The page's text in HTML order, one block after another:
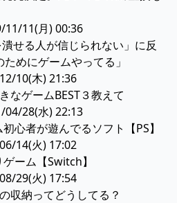
11/11(月) 00:36
潰せる人が信じられない」に反
めにゲームやってる」
10(木) 21:36
なゲームBEST３教えて
04/28(水) 22:13
心者が遊んでるソフト【PS】
14(火) 17:02
ーム【Switch】
29(火) 17:54
収納ってどうしてる？